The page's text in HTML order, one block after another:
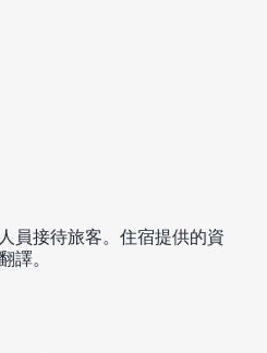
員接待旅客。住宿提供的資
譯。